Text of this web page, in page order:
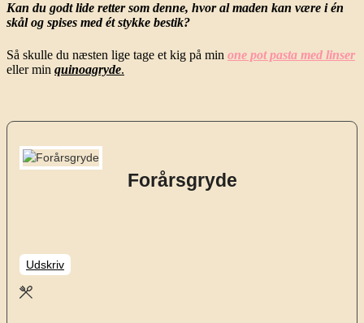
Kan du godt lide retter som denne, hvor al maden kan være i én
skål og spises med ét stykke bestik?
Så skulle du næsten lige tage et kig på min one pot pasta med linser
eller min quinoagryde.
Forårsgryde
Udskriv